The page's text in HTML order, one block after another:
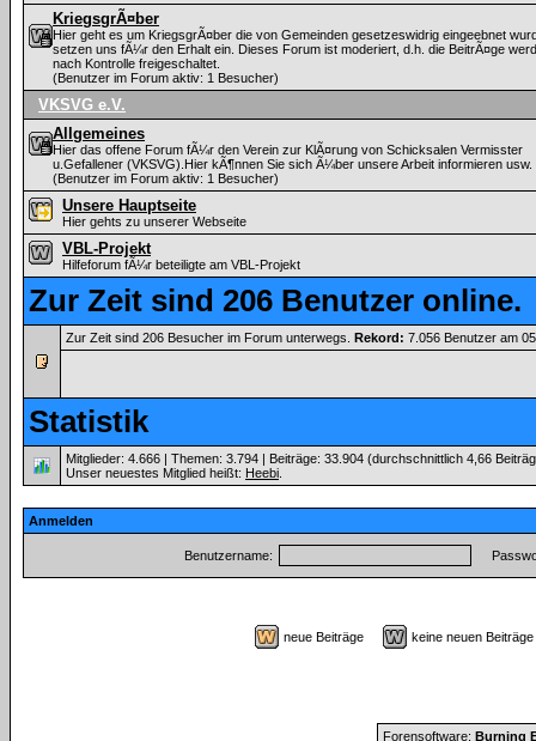
KriegsgrÃ¤ber
Hier geht es um KriegsgrÃ¤ber die von Gemeinden gesetzeswidrig eingeebnet
setzen uns fÃ¼r den Erhalt ein. Dieses Forum ist moderiert, d.h. die BeitrÃ¤ge
nach Kontrolle freigeschaltet.
(Benutzer im Forum aktiv: 1 Besucher)
VKSVG e.V.
Allgemeines
Hier das offene Forum fÃ¼r den Verein zur KlÃ¤rung von Schicksalen Vermisster
u.Gefallener (VKSVG).Hier kÃ¶nnen Sie sich Ã¼ber unsere Arbeit informieren usw.
(Benutzer im Forum aktiv: 1 Besucher)
Unsere Hauptseite
Hier gehts zu unserer Webseite
VBL-Projekt
Hilfeforum fÃ¼r beteiligte am VBL-Projekt
Zur Zeit sind 206 Benutzer online.
Zur Zeit sind 206 Besucher im Forum unterwegs. Rekord: 7.056 Benutzer am
Statistik
Mitglieder: 4.666 | Themen: 3.794 | Beiträge: 33.904 (durchschnittlich 4,66
Unser neuestes Mitglied heißt: Heebi
Anmelden
Benutzername:
neue Beiträge keine neuen
Forensoftware: Burning